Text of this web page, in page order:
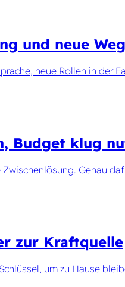
und neue
neue Rollen in der
Budget klug
Genau
zur Kraftquelle
um zu Hause